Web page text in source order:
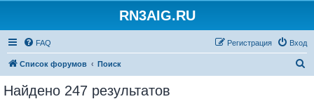
RN3AIG.RU
FAQ Вход
Регистрация
Список форумов Поиск
Найдено 247 результатов